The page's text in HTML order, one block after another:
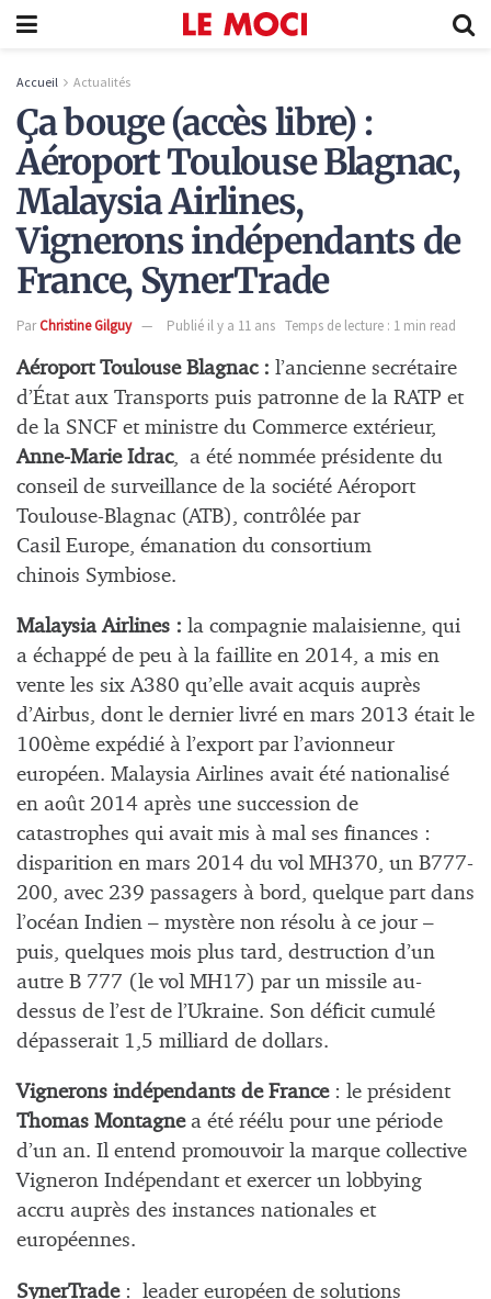
Accueil Actualités
Ça bouge (accès libre) :
Aéroport Toulouse Blagnac,
Malaysia Airlines,
Vignerons indépendants de
France, SynerTrade
ParChristine Gilguy Publié il y a 11 ans Temps de lecture : 1 min read
Aéroport Toulouse Blagnac : l’ancienne secrétaire
d’État aux Transports puis patronne de la RATP et
de la SNCF et ministre du Commerce extérieur,
Anne-Marie Idrac, a été nommée présidente du
conseil de surveillance de la société Aéroport
Toulouse-Blagnac (ATB), contrôlée par
Casil Europe, émanation du consortium
chinois Symbiose.
Malaysia Airlines : la compagnie malaisienne, qui
a échappé de peu à la faillite en 2014, a mis en
vente les six A380 qu’elle avait acquis auprès
d’Airbus, dont le dernier livré en mars 2013 était le
100ème expédié à l’export par l’avionneur
européen. Malaysia Airlines avait été nationalisé
en août 2014 après une succession de
catastrophes qui avait mis à mal ses finances :
disparition en mars 2014 du vol MH370, un B777-
200, avec 239 passagers à bord, quelque part dans
l’océan Indien – mystère non résolu à ce jour –
puis, quelques mois plus tard, destruction d’un
autre B 777 (le vol MH17) par un missile au-
dessus de l’est de l’Ukraine. Son déficit cumulé
dépasserait 1,5 milliard de dollars.
Vignerons indépendants de France : le président
Thomas Montagnea été réélu pour une période
d’un an. Il entend promouvoir la marque collective
Vigneron Indépendant et exercer un lobbying
accru auprès des instances nationales et
européennes.
SynerTrade: leader européen de solutions